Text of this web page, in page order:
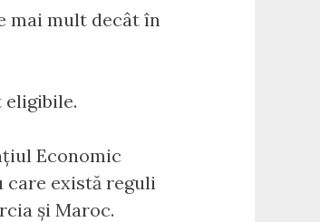
mai mult decât în
eligibile.
Economic
care există reguli
și Maroc.